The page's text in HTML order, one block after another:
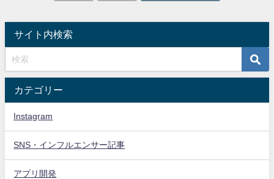
サイト内検索
カテゴリー
Instagram
SNS・インフルエンサー記事
アプリ開発